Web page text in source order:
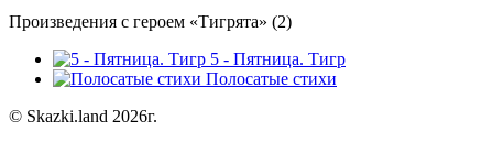
Произведения с героем «Тигрята» (2)
5 - Пятница. Тигр
Полосатые стихи
© Skazki.land 2026г.